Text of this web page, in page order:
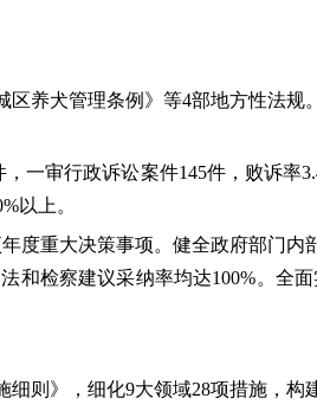
养犬管理条例》等4部地方性法规
审行政诉讼案件145件，败诉率
以上。
重大决策事项。健全政府部门内
和检察建议采纳率均达100%。全
则》，细化9大领域28项措施，构